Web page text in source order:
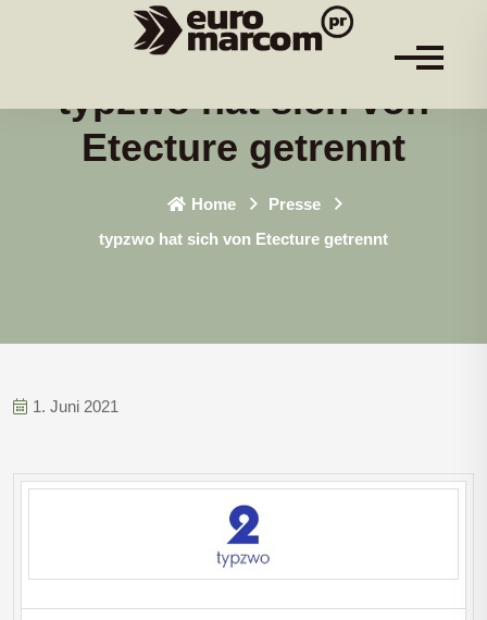
typzwo hat sich von
Etecture getrennt
Home
Presse
typzwo hat sich von Etecture getrennt
1. Juni 2021